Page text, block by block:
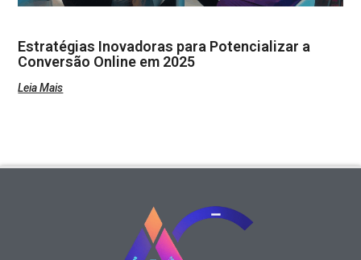
Estratégias Inovadoras para Potencializar a
Conversão Online em 2025
Leia Mais